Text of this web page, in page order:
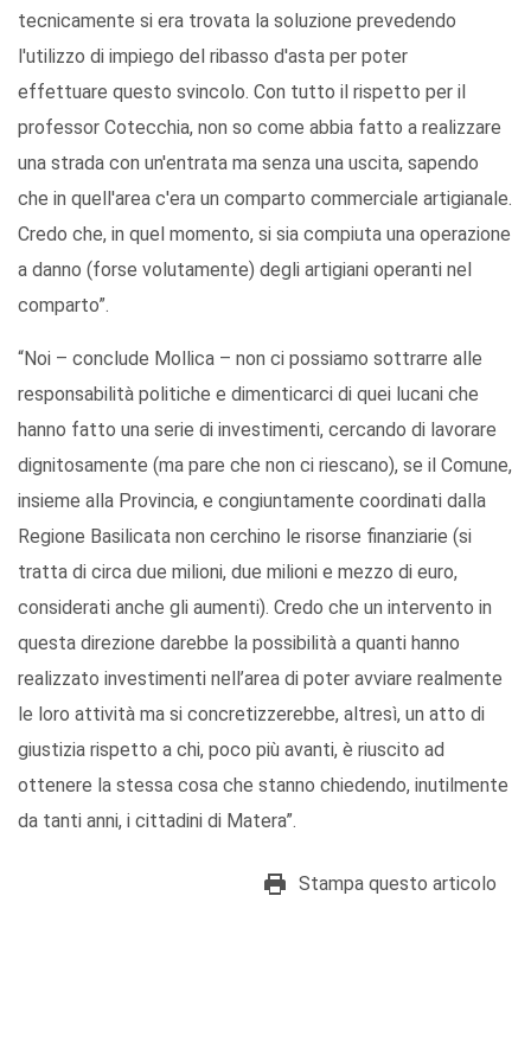
tecnicamente si era trovata la soluzione prevedendo
l'utilizzo di impiego del ribasso d'asta per poter
effettuare questo svincolo. Con tutto il rispetto per il
professor Cotecchia, non so come abbia fatto a realizzare
una strada con un'entrata ma senza una uscita, sapendo
che in quell'area c'era un comparto commerciale artigianale.
Credo che, in quel momento, si sia compiuta una operazione
a danno (forse volutamente) degli artigiani operanti nel
comparto”.
“Noi – conclude Mollica – non ci possiamo sottrarre alle
responsabilità politiche e dimenticarci di quei lucani che
hanno fatto una serie di investimenti, cercando di lavorare
dignitosamente (ma pare che non ci riescano), se il Comune,
insieme alla Provincia, e congiuntamente coordinati dalla
Regione Basilicata non cerchino le risorse finanziarie (si
tratta di circa due milioni, due milioni e mezzo di euro,
considerati anche gli aumenti). Credo che un intervento in
questa direzione darebbe la possibilità a quanti hanno
realizzato investimenti nell’area di poter avviare realmente
le loro attività ma si concretizzerebbe, altresì, un atto di
giustizia rispetto a chi, poco più avanti, è riuscito ad
ottenere la stessa cosa che stanno chiedendo, inutilmente
da tanti anni, i cittadini di Matera”.
Stampa questo articolo